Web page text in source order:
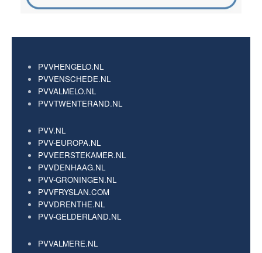
PVVHENGELO.NL
PVVENSCHEDE.NL
PVVALMELO.NL
PVVTWENTERAND.NL
PVV.NL
PVV-EUROPA.NL
PVVEERSTEKAMER.NL
PVVDENHAAG.NL
PVV-GRONINGEN.NL
PVVFRYSLAN.COM
PVVDRENTHE.NL
PVV-GELDERLAND.NL
PVVALMERE.NL